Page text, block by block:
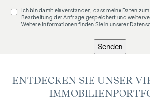
Ich bin damit einverstanden, dass meine Daten
Bearbeitung der Anfrage gespeichert und
Weitere Informationen finden Sie in unserer
Senden
ENTDECKEN SIE UNSER